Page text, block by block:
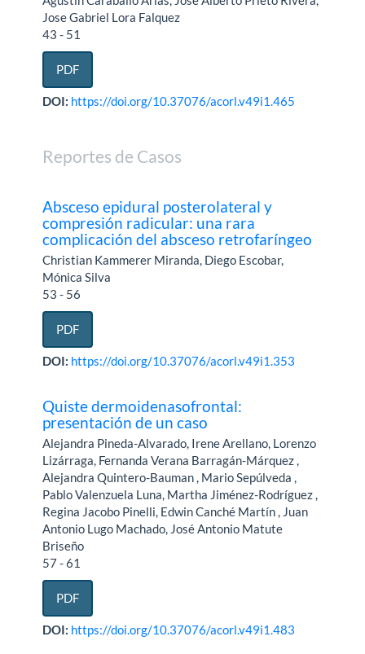
Jose Gabriel Lora Falquez
43 - 51
PDF
DOI: https://doi.org/10.37076/acorl.v49i1.465
Reportes de Casos
Absceso epidural posterolateral y
compresión radicular: una rara
complicación del absceso retrofaríngeo
Christian Kammerer Miranda, Diego Escobar,
Mónica Silva
53 - 56
PDF
DOI: https://doi.org/10.37076/acorl.v49i1.353
Quiste dermoidenasofrontal:
presentación de un caso
Alejandra Pineda-Alvarado, Irene Arellano, Lorenzo
Lizárraga, Fernanda Verana Barragán-Márquez ,
Alejandra Quintero-Bauman , Mario Sepúlveda ,
Pablo Valenzuela Luna, Martha Jiménez-Rodríguez ,
Regina Jacobo Pinelli, Edwin Canché Martín , Juan
Antonio Lugo Machado, José Antonio Matute
Briseño
57 - 61
PDF
DOI: https://doi.org/10.37076/acorl.v49i1.483